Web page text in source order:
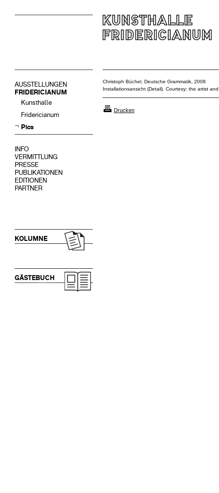
AUSSTELLUNGEN
FRIDERICIANUM
Kunsthalle
Fridericianum
Pics
INFO
VERMITTLUNG
PRESSE
PUBLIKATIONEN
EDITIONEN
PARTNER
KOLUMNE
GÄSTEBUCH
Christoph Büchel, Deutsche Grammatik, 2008
Installationsansicht (Detail). Courtesy: the artist
Drucken